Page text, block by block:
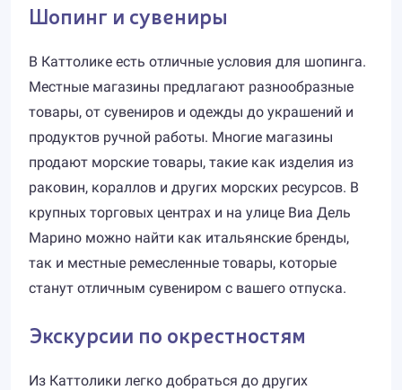
Шопинг и сувениры
В Каттолике есть отличные условия для шопинга.
Местные магазины предлагают разнообразные
товары, от сувениров и одежды до украшений и
продуктов ручной работы. Многие магазины
продают морские товары, такие как изделия из
раковин, кораллов и других морских ресурсов. В
крупных торговых центрах и на улице Виа Дель
Марино можно найти как итальянские бренды,
так и местные ремесленные товары, которые
станут отличным сувениром с вашего отпуска.
Экскурсии по окрестностям
Из Каттолики легко добраться до других